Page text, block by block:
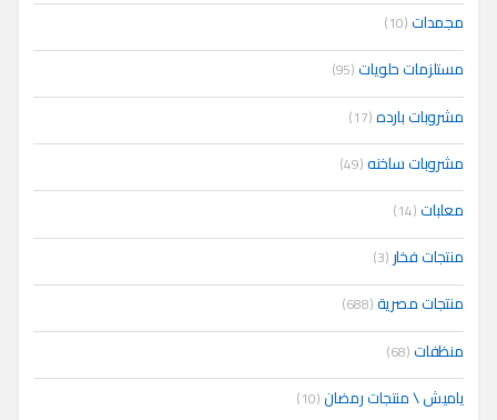
مجمدات(10)
مستلزمات حلويات(95)
مشروبات بارده(17)
مشروبات ساخنه(49)
معلبات(14)
منتجات فخار (3)
منتجات مصرية(688)
منظفات(68)
ياميش \ منتجات رمضان(10)